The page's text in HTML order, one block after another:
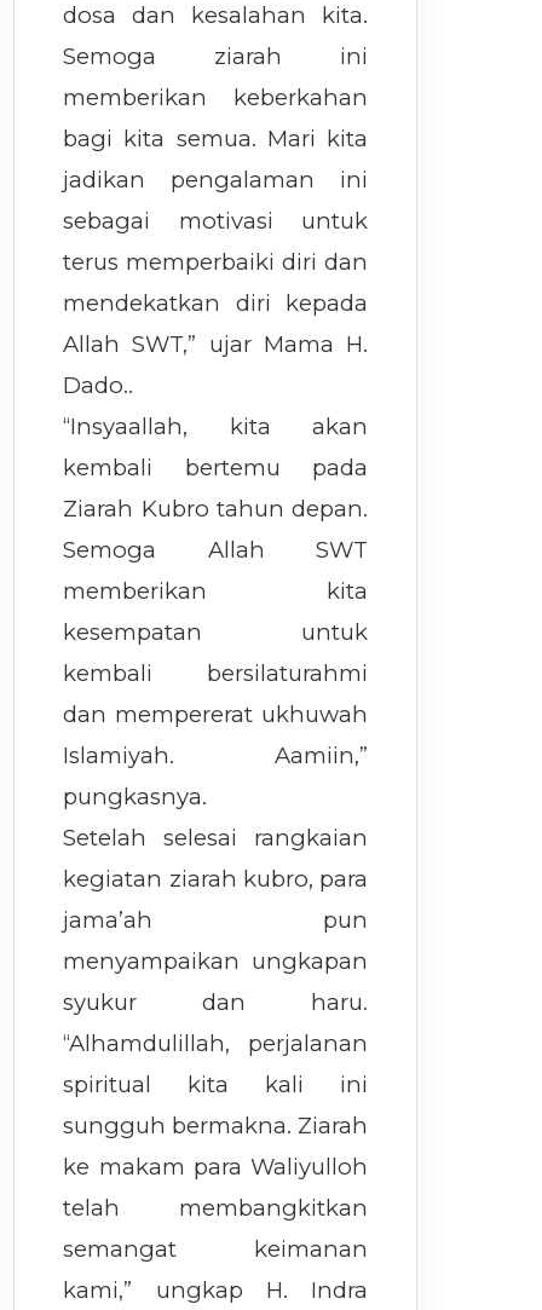
dosa dan kesalahan kita.
Semoga ziarah ini
memberikan keberkahan
bagi kita semua. Mari kita
jadikan pengalaman ini
sebagai motivasi untuk
terus memperbaiki diri dan
mendekatkan diri kepada
Allah SWT,” ujar Mama H.
Dado..
“Insyaallah, kita akan
kembali bertemu pada
Ziarah Kubro tahun depan.
Semoga Allah SWT
memberikan kita
kesempatan untuk
kembali bersilaturahmi
dan mempererat ukhuwah
Islamiyah. Aamiin,”
pungkasnya.
Setelah selesai rangkaian
kegiatan ziarah kubro, para
jama’ah pun
menyampaikan ungkapan
syukur dan haru.
“Alhamdulillah, perjalanan
spiritual kita kali ini
sungguh bermakna. Ziarah
ke makam para Waliyulloh
telah membangkitkan
semangat keimanan
kami,” ungkap H. Indra